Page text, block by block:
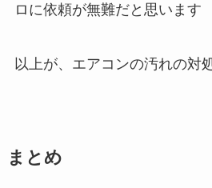
ロに依頼が無難だと思います
以上が、エアコンの汚れの対
まとめ